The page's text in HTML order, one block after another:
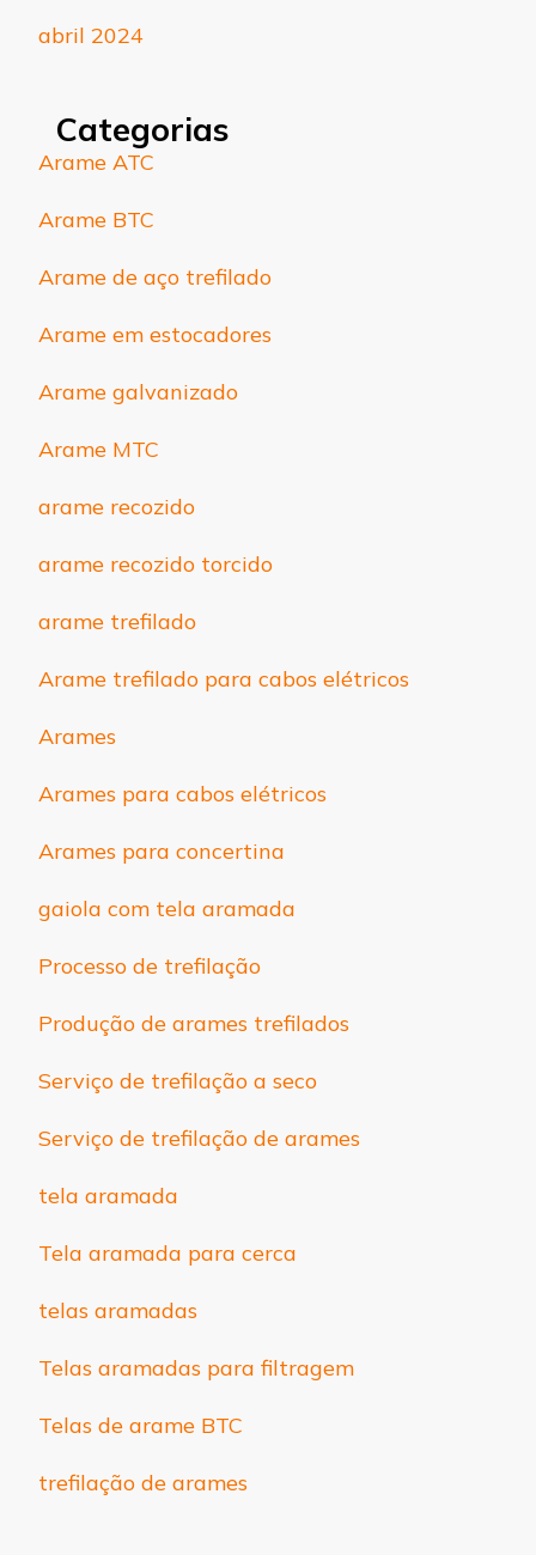
abril 2024
Categorias
Arame ATC
Arame BTC
Arame de aço trefilado
Arame em estocadores
Arame galvanizado
Arame MTC
arame recozido
arame recozido torcido
arame trefilado
Arame trefilado para cabos elétricos
Arames
Arames para cabos elétricos
Arames para concertina
gaiola com tela aramada
Processo de trefilação
Produção de arames trefilados
Serviço de trefilação a seco
Serviço de trefilação de arames
tela aramada
Tela aramada para cerca
telas aramadas
Telas aramadas para filtragem
Telas de arame BTC
trefilação de arames